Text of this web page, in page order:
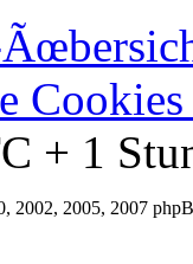
Cookies
+ 1
2002, 2005, 2007